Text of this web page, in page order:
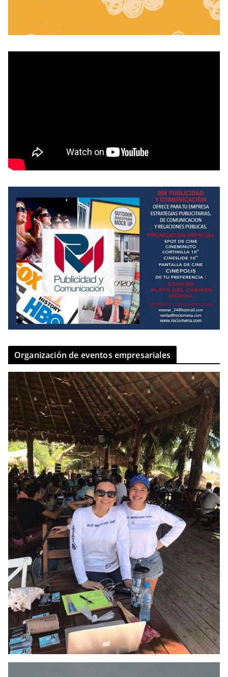
Organización de eventos empresariales